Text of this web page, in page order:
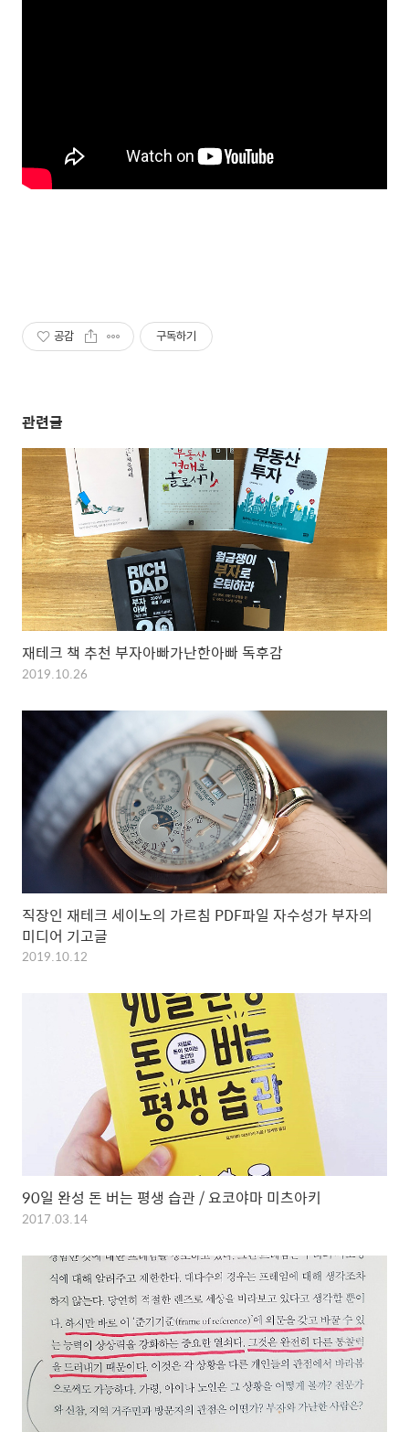
공감 구독하기
관련글
재테크 책 추천 부자아빠가난한아빠 독후감
2019.10.26
직장인 재테크 세이노의 가르침 PDF파일 자수성가 부자의
미디어 기고글
2019.10.12
90일 완성 돈 버는 평생 습관 / 요코야마 미츠아키
2017.03.14